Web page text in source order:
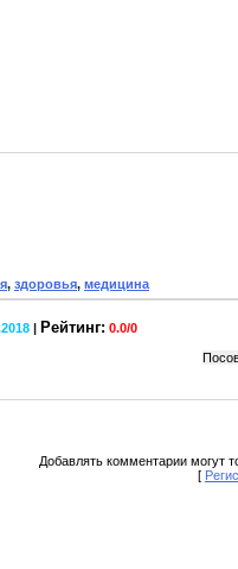
, здоровья, медицина
| Рейтинг: 0.0/0
Добавлять комментарии могут
[